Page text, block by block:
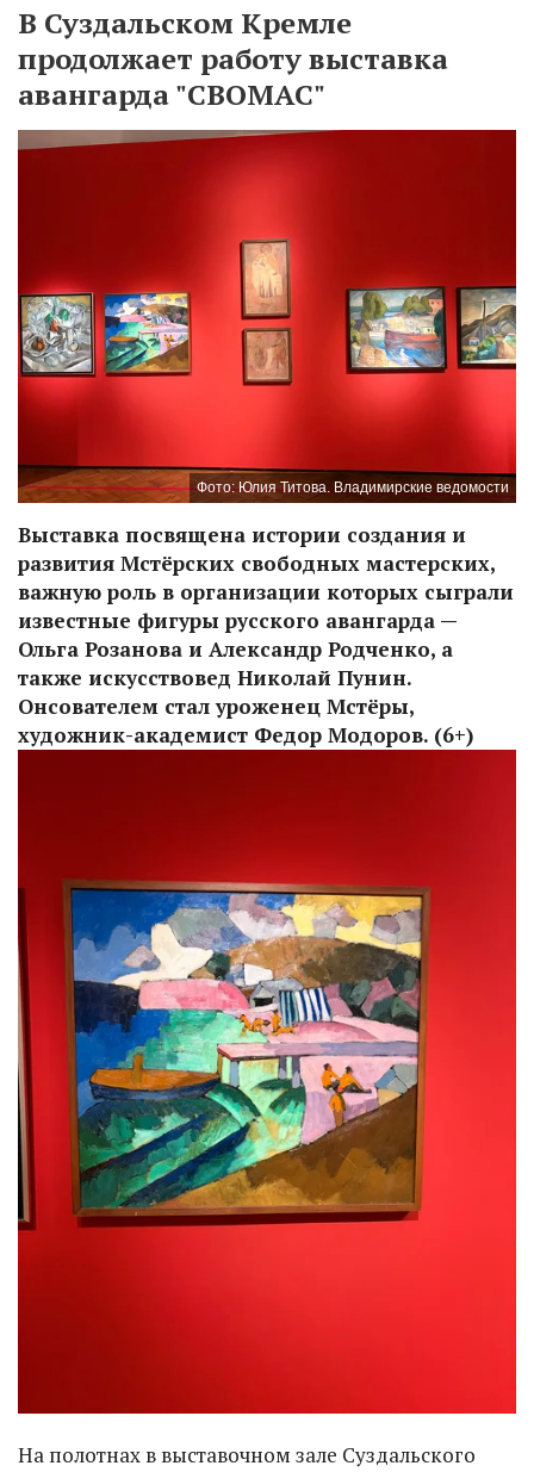
В Суздальском Кремле
продолжает работу выставка
авангарда "СВОМАС"
Фото: Юлия Титова. Владимирские ведомости
Выставка посвящена истории создания и
развития Мстёрских свободных мастерских,
важную роль в организации которых сыграли
известные фигуры русского авангарда —
Ольга Розанова и Александр Родченко, а
также искусствовед Николай Пунин.
Онсователем стал уроженец Мстёры,
художник-академист Федор Модоров. (6+)
На полотнах в выставочном зале Суздальского